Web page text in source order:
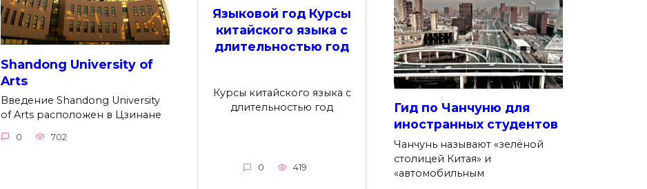
Shandong University of
Arts
Введение Shandong University
of Arts расположен в Цзинане
0 702
Языковой год Курсы
китайского языка с
длительностью год
Курсы китайского языка с
длительностью год
0 419
Гид по Чанчуню для
иностранных студентов
Чанчунь называют «зелёной
столицей Китая» и
«автомобильным